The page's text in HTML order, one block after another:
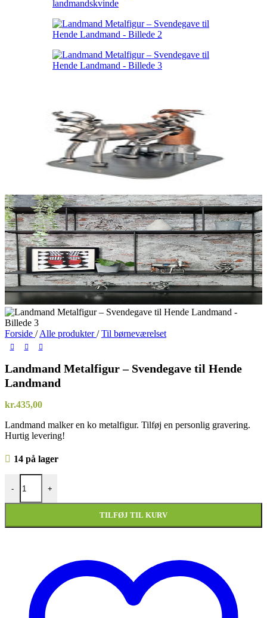
Forside / Alle produkter/ Til børneværelset
Landmand Metalfigur – Svendegave til Hende
Landmand
kr.435,00
Landmand malker en ko metalfigur. Tilføj en personlig gravering.
Hurtig levering!
14 på lager
-
Landmand Metalfigur – Svendegave til Hende Landmand antal
+
TILFØJ TIL KURV